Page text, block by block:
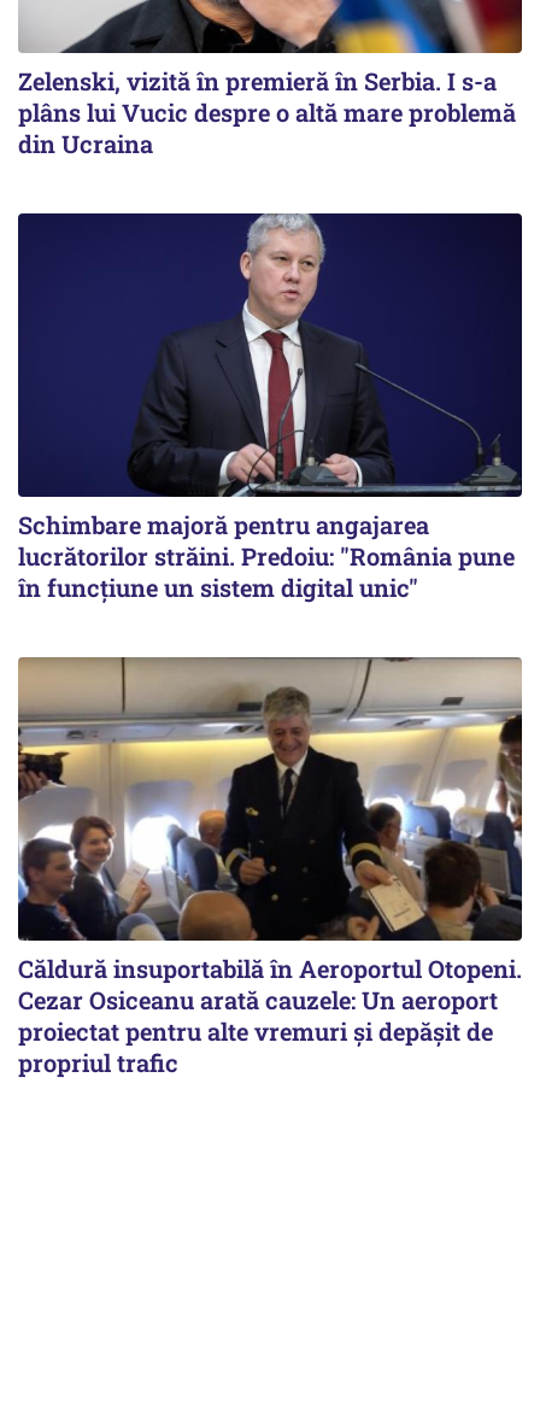
Zelenski, vizită în premieră în Serbia. I s-a
plâns lui Vucic despre o altă mare problemă
din Ucraina
Schimbare majoră pentru angajarea
lucrătorilor străini. Predoiu: "România pune
în funcțiune un sistem digital unic"
Căldură insuportabilă în Aeroportul Otopeni.
Cezar Osiceanu arată cauzele: Un aeroport
proiectat pentru alte vremuri și depășit de
propriul trafic